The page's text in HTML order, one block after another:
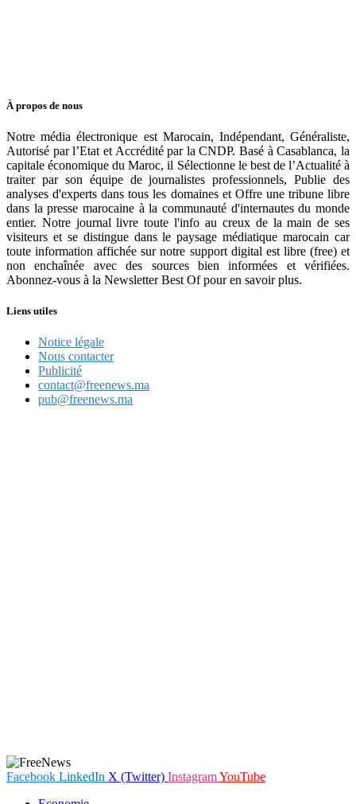
À propos de nous
Notre média électronique est Marocain, Indépendant, Généraliste,
Autorisé par l’Etat et Accrédité par la CNDP. Basé à Casablanca, la
capitale économique du Maroc, il Sélectionne le best de l’Actualité à
traiter par son équipe de journalistes professionnels, Publie des
analyses d'experts dans tous les domaines et Offre une tribune libre
dans la presse marocaine à la communauté d'internautes du monde
entier. Notre journal livre toute l'info au creux de la main de ses
visiteurs et se distingue dans le paysage médiatique marocain car
toute information affichée sur notre support digital est libre (free) et
non enchaînée avec des sources bien informées et vérifiées.
Abonnez-vous à la Newsletter Best Of pour en savoir plus.
Liens utiles
Notice légale
Nous contacter
Publicité
contact@freenews.ma
pub@freenews.ma
Facebook LinkedIn X (Twitter) InstagramYouTube